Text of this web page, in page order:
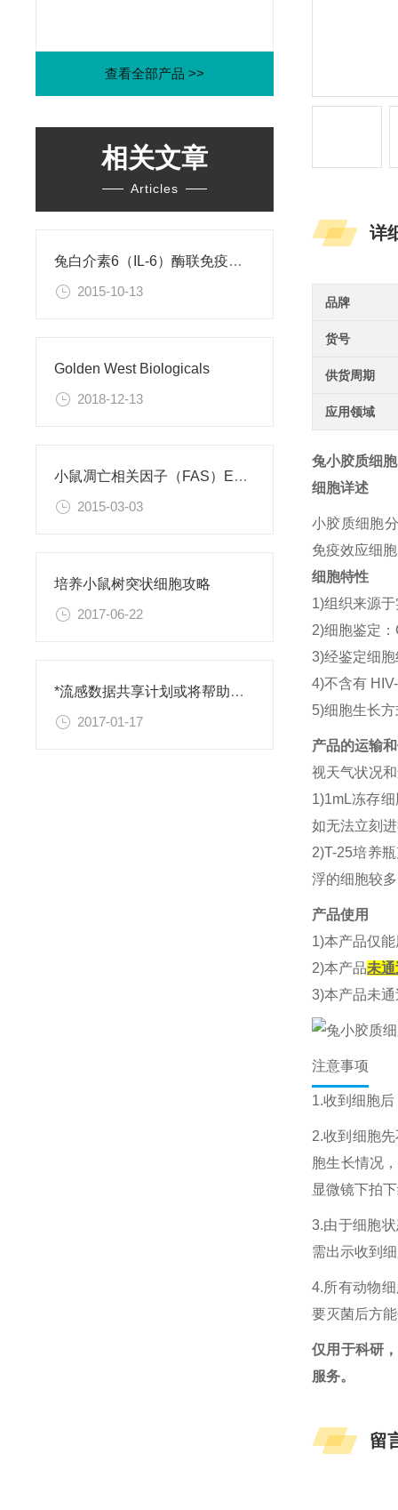
查看全部产品 >>
相关文章
Articles
兔白介素6（IL-6）酶联免疫吸附测定试剂盒
2015-10-13
Golden West Biologicals
2018-12-13
小鼠凋亡相关因子（FAS）ELISA试剂盒
2015-03-03
培养小鼠树突状细胞攻略
2017-06-22
*流感数据共享计划或将帮助抵御人类感染性疾病的爆发
2017-01-17
详
品牌
货号
供货周期
应用领域
兔小胶质细胞
细胞详述
小胶质细胞
免疫效应细
细胞特性
1)组织来源
2)细胞鉴定
3)经鉴定细
4)不含有
5)细胞生长
产品的运输
视天气状况
1)1mL冻存
如无法立刻
2)T-25培养
浮的细胞较
产品使用
1)本产品仅
2)本产品未
3)本产品未
注意事项
1.收到细胞
2.收到细胞
胞生长情况
显微镜下拍
3.由于细胞
需出示收到
4.所有动物
要灭菌后方
仅用于科研
服务。
留